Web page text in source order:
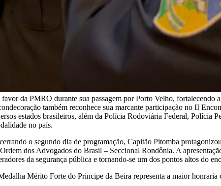
favor da PMRO durante sua passagem por Porto Velho,
também reconhece sua marcante participação no II
estados brasileiros, além da Polícia Rodoviária Federal, Polícia
no país.
o segundo dia de programação, Capitão Pitomba
dos Advogados do Brasil – Seccional Rondônia. A
da segurança pública e tornando-se um dos pontos altos do
Mérito Forte do Príncipe da Beira representa a maior